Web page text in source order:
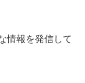
情報を発信して